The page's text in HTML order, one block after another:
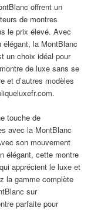
offrent un
de montres
le prix élevé. Avec
la MontBlanc
un choix idéal pour
de luxe sans se
et d’autres modèles
touche de
avec la MontBlanc
son mouvement
élégant, cette montre
apprécient le luxe et
la gamme complète
sur
parfaite pour